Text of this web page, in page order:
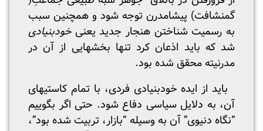
گمنشافت) پیشامدرن توجه شود و همچنین سبب
به رسمیت شناختن هنجار جدید یعنیخودبنیادی
شد که باید اذعان کرد تنها بخش­هایی از آن در
مدرنیته محقق شده بود.
باید از ایده خودبنیادی فردی، با تمام کاستی­های
آن، به دلایل سیاسی دفاع شود. حتی اگر بگوییم
“نگاه دنیوی” آن به وسیله “بازار، تربیت شده بود”،